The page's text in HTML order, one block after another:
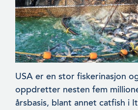
USA er en stor fiskerinasjon
oppdretter nesten fem
årsbasis, blant annet catfish i